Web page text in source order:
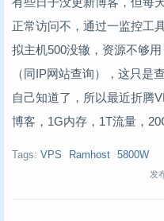
正常访问不，通过一监控工
拟主机500没辙，资源不够
（同IP网站查询），这只是
自己知道了，所以最近折腾
博客，1G内存，1T流量，
Tags: VPS Ramhost 5800W
发